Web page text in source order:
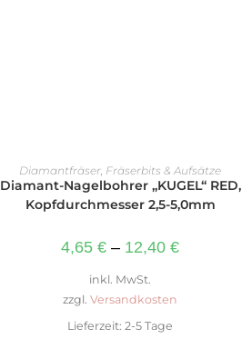
AUSFÜHRUNG WÄHLEN
Diamantfräser Fräserbits & Aufsätze
Diamant-Nagelbohrer „KUGEL“ RED,
Kopfdurchmesser 2,5-5,0mm
4,65 € – 12,40 €
inkl. MwSt.
zzgl. Versandkosten
Lieferzeit: 2-5 Tage